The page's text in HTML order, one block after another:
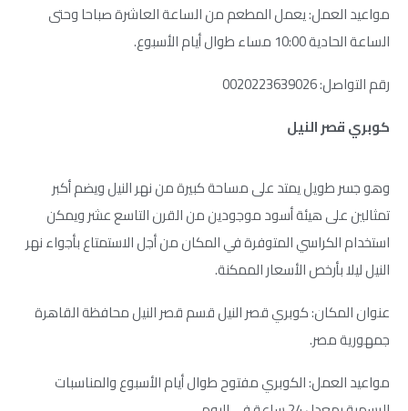
مواعيد العمل: يعمل المطعم من الساعة العاشرة صباحا وحتى
الساعة الحادية 10:00 مساء طوال أيام الأسبوع.
رقم التواصل: 0020223639026
كوبري قصر النيل
وهو جسر طويل يمتد على مساحة كبيرة من نهر النيل ويضم أكبر
تمثالين على هيئة أسود موجودين من القرن التاسع عشر ويمكن
استخدام الكراسي المتوفرة في المكان من أجل الاستمتاع بأجواء نهر
النيل ليلا بأرخص الأسعار الممكنة.
عنوان المكان: كوبري قصر النيل قسم قصر النيل محافظة القاهرة
جمهورية مصر.
مواعيد العمل: الكوبري مفتوح طوال أيام الأسبوع والمناسبات